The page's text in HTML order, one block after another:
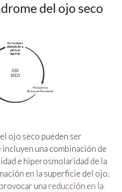
del ojo seco
ojo seco pueden ser
una combinación de
e hiperosmolaridad de la
en la superficie del ojo.
una reducción en la